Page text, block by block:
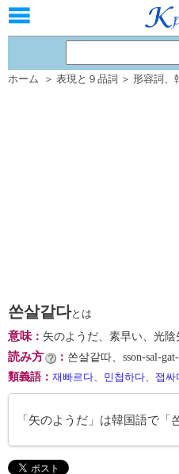
ホーム ＞ 表現と９品詞 ＞ 形容詞 、
쏜살같다とは
意味： 矢のようだ、素早い、光陰
読み方 ： 쏜살같따、sson-sal-
類義語 ： 재빠르다、 민첩하다、 잽싸
「矢のようだ」は韓国語で「